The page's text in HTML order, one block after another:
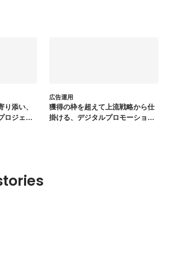
添い、
ロジェク
広告運用
獲得の枠を超えて上流戦略から仕
掛ける、デジタルプロモーション